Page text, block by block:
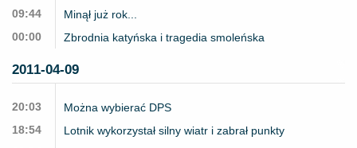
09:44
Minął już rok...
00:00
Zbrodnia katyńska i tragedia smoleńska
2011-04-09
20:03
Można wybierać DPS
18:54
Lotnik wykorzystał silny wiatr i zabrał punkty